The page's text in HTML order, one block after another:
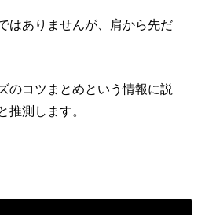
はありませんが、肩から先だ
のコツまとめという情報に説
推測します。